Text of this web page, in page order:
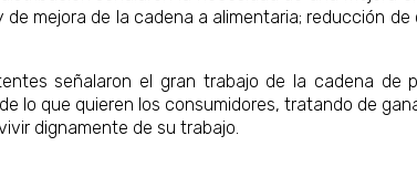
de mejora de la cadena a alimentaria; reducción
señalaron el gran trabajo de la cadena
lo que quieren los consumidores, tratando de
dignamente de su trabajo.